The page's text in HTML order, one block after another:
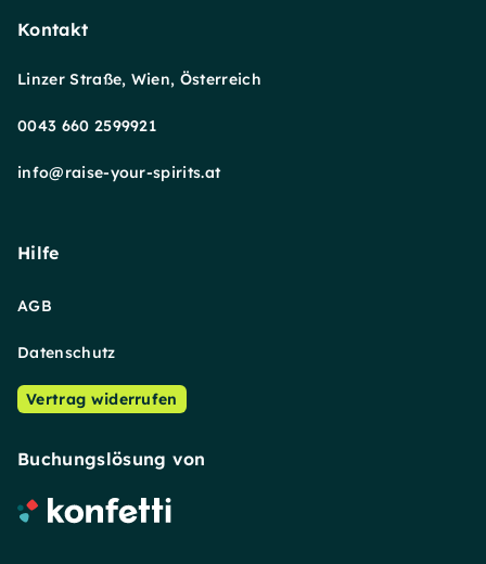
Kontakt
Linzer Straße, Wien, Österreich
0043 660 2599921
info@raise-your-spirits.at
Hilfe
AGB
Datenschutz
Vertrag widerrufen
Buchungslösung von